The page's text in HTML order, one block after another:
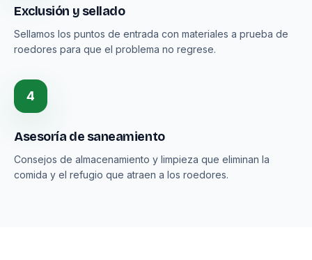
Exclusión y sellado
Sellamos los puntos de entrada con materiales a prueba de
roedores para que el problema no regrese.
4
Asesoría de saneamiento
Consejos de almacenamiento y limpieza que eliminan la
comida y el refugio que atraen a los roedores.